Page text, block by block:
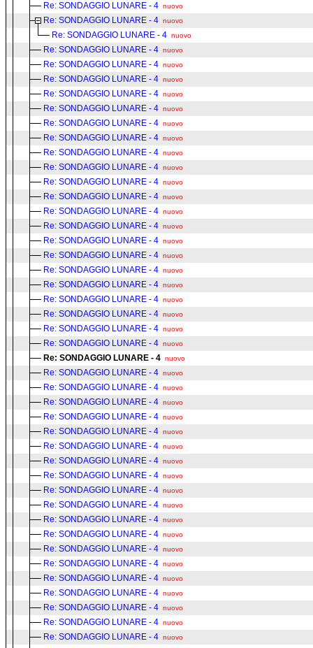
Re: SONDAGGIO LUNARE - 4 nuovo
Re: SONDAGGIO LUNARE - 4 nuovo
Re: SONDAGGIO LUNARE - 4 nuovo
Re: SONDAGGIO LUNARE - 4 nuovo
Re: SONDAGGIO LUNARE - 4 nuovo
Re: SONDAGGIO LUNARE - 4 nuovo
Re: SONDAGGIO LUNARE - 4 nuovo
Re: SONDAGGIO LUNARE - 4 nuovo
Re: SONDAGGIO LUNARE - 4 nuovo
Re: SONDAGGIO LUNARE - 4 nuovo
Re: SONDAGGIO LUNARE - 4 nuovo
Re: SONDAGGIO LUNARE - 4 nuovo
Re: SONDAGGIO LUNARE - 4 nuovo
Re: SONDAGGIO LUNARE - 4 nuovo
Re: SONDAGGIO LUNARE - 4 nuovo
Re: SONDAGGIO LUNARE - 4 nuovo
Re: SONDAGGIO LUNARE - 4 nuovo
Re: SONDAGGIO LUNARE - 4 nuovo
Re: SONDAGGIO LUNARE - 4 nuovo
Re: SONDAGGIO LUNARE - 4 nuovo
Re: SONDAGGIO LUNARE - 4 nuovo
Re: SONDAGGIO LUNARE - 4 nuovo
Re: SONDAGGIO LUNARE - 4 nuovo
Re: SONDAGGIO LUNARE - 4 nuovo
Re: SONDAGGIO LUNARE - 4 nuovo
Re: SONDAGGIO LUNARE - 4 nuovo
Re: SONDAGGIO LUNARE - 4 nuovo
Re: SONDAGGIO LUNARE - 4 nuovo
Re: SONDAGGIO LUNARE - 4 nuovo
Re: SONDAGGIO LUNARE - 4 nuovo
Re: SONDAGGIO LUNARE - 4 nuovo
Re: SONDAGGIO LUNARE - 4 nuovo
Re: SONDAGGIO LUNARE - 4 nuovo
Re: SONDAGGIO LUNARE - 4 nuovo
Re: SONDAGGIO LUNARE - 4 nuovo
Re: SONDAGGIO LUNARE - 4 nuovo
Re: SONDAGGIO LUNARE - 4 nuovo
Re: SONDAGGIO LUNARE - 4 nuovo
Re: SONDAGGIO LUNARE - 4 nuovo
Re: SONDAGGIO LUNARE - 4 nuovo
Re: SONDAGGIO LUNARE - 4 nuovo
Re: SONDAGGIO LUNARE - 4 nuovo
Re: SONDAGGIO LUNARE - 4 nuovo
Re: SONDAGGIO LUNARE - 4 nuovo